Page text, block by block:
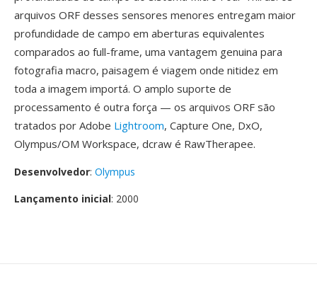
arquivos ORF desses sensores menores entregam maior
profundidade de campo em aberturas equivalentes
comparados ao full-frame, uma vantagem genuina para
fotografia macro, paisagem é viagem onde nitidez em
toda a imagem importá. O amplo suporte de
processamento é outra força — os arquivos ORF são
tratados por Adobe Lightroom, Capture One, DxO,
Olympus/OM Workspace, dcraw é RawTherapee.
Desenvolvedor: Olympus
Lançamento inicial: 2000